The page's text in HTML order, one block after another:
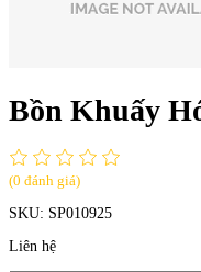
Bồn Khuấy
(0 đánh giá)
SKU: SP010925
Liên hệ